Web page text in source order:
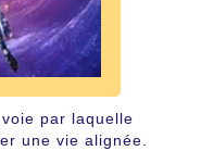
par laquelle
une vie alignée.